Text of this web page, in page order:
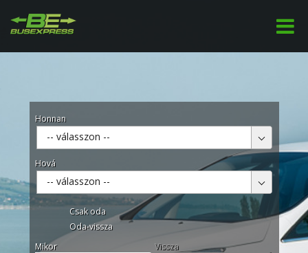
Honnan
-- válasszon --
Hová
-- válasszon --
Csak oda
Oda-vissza
Mikor
Vissza